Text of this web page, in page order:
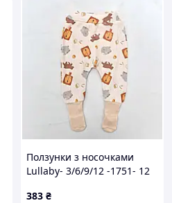
Ползунки з носочками
Lullaby- 3/6/9/12 -1751- 12
383 ₴